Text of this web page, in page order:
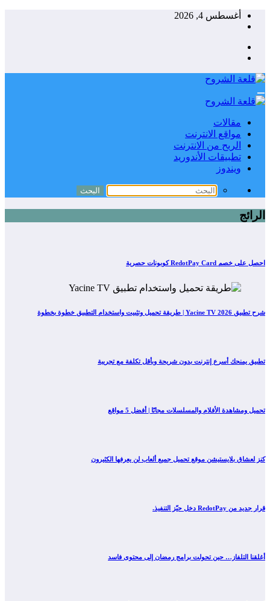
التجاوزأغسطس 4, 2026
مقالات
مواقع الانترنت
الربح من الانترنت
تطبيقات الأندوريد
ويندوز
الرائج
احصل على خصم RedotPay Card كوبونات حصرية
شرح تطبيق Yacine TV 2026 | طريقة تحميل وتثبيت واستخدام التطبيق خطوة بخطوة
تطبيق يمنحك أسرع إنترنت بدون شريحة وبأقل تكلفة مع تجريبة
تحميل ومشاهدة الأفلام والمسلسلات مجانًا | أفضل 5 مواقع
كنز لعشاق بلايستيشن موقع تحميل جميع ألعاب لن يعرفها الكثيرون
قرار جديد من RedotPay دخل حيّز التنفيذ.
أغلقنا التلفاز… حين تحولت برامج رمضان إلى محتوى فاسد